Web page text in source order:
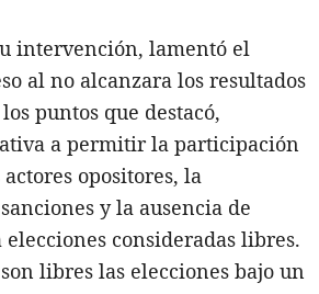
intervención, lamentó el
al no alcanzara los resultados
puntos que destacó,
a permitir la participación
opositores, la
y la ausencia de
consideradas libres.
libres las elecciones bajo un